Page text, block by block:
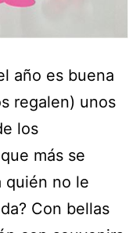
año es buena
regalen) unos
los
más se
quién no le
Con bellas